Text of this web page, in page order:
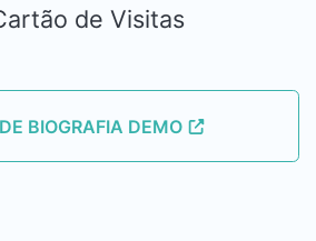
de Visitas
BIOGRAFIA DEMO